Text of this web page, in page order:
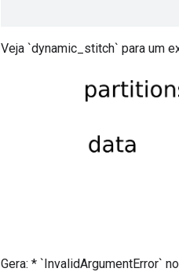
Veja `dynamic_stitch` para um
Gera: * `InvalidArgumentError`